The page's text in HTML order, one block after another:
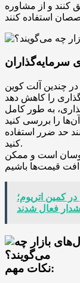
کنند و از مشاوره
چندین آلت کوین
به طور کامل
حد ضرر استفاده
کنید.
نوسان است و ممکن
کمین اتریوم؛
نکات مهم: